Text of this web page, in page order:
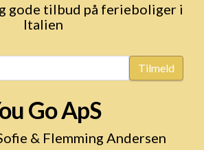
gode tilbud på ferieboliger i
Italien
Tilmeld
Go ApS
& Flemming Andersen